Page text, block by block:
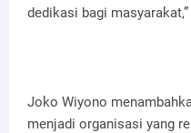
dedikasi bagi
Joko Wiyono
menjadi organisasi yang